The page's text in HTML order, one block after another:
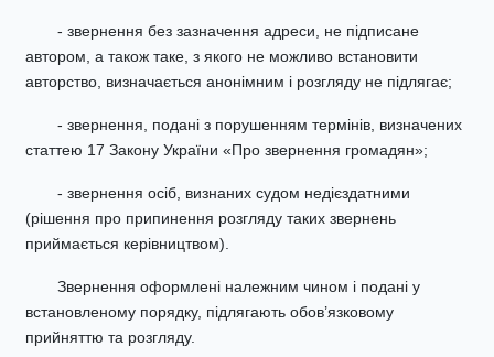
- звернення без зазначення адреси, не підписане
автором, а також таке, з якого не можливо встановити
авторство, визначається анонімним і розгляду не підлягає;
- звернення, подані з порушенням термінів, визначених
статтею 17 Закону України «Про звернення громадян»;
- звернення осіб, визнаних судом недієздатними
(рішення про припинення розгляду таких звернень
приймається керівництвом).
Звернення оформлені належним чином і подані у
встановленому порядку, підлягають обов’язковому
прийняттю та розгляду.